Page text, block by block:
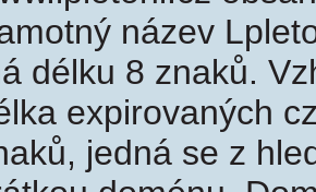
název
délku 8 znaků.
expirovaných
jedná se z